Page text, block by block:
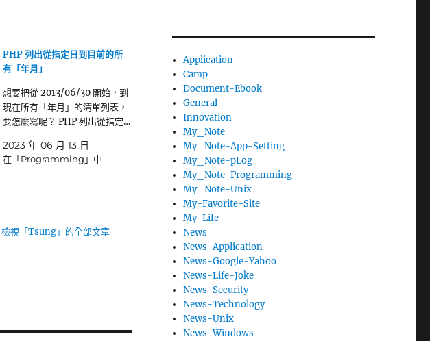
PHP 列出從指定日到目前的所
有「年月」
想要把從 2013/06/30 開始，到
現在所有「年月」的清單列表，
要怎麼寫呢？ PHP 列出從指定…
2023 年 06 月 13 日
在「Programming」中
檢視「Tsung」的全部文章
Application
Camp
Document-Ebook
General
Innovation
My_Note
My_Note-App-Setting
My_Note-pLog
My_Note-Programming
My_Note-Unix
My-Favorite-Site
My-Life
News
News-Application
News-Google-Yahoo
News-Life-Joke
News-Security
News-Technology
News-Unix
News-Windows